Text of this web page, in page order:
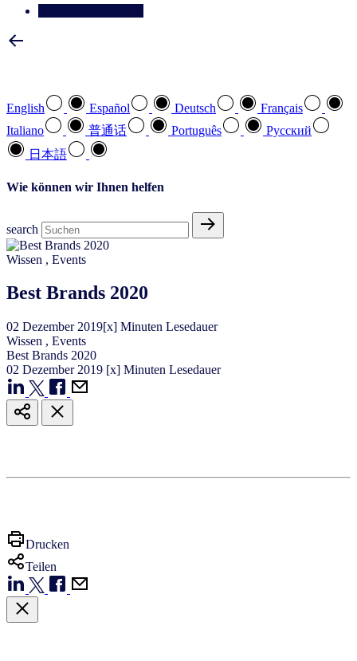
English Español Deutsch
Français
Italiano
普通话 Português
Pусский
日本語
Wie können wir Ihnen helfen
search
Wissen , Events
Best Brands 2020
02 Dezember 2019[x] Minuten Lesedauer
Wissen , Events
Best Brands 2020
02 Dezember 2019 [x] Minuten Lesedauer
Drucken
Teilen